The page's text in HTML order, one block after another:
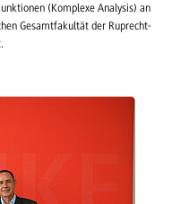
(Komplexe Analysis) an
Gesamtfakultät der Ruprecht-